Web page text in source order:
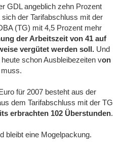
GDL angeblich zehn Prozent
der Tarifabschluss mit der
(TG) mit 4,5 Prozent mehr
der Arbeitszeit von 41 auf
vergütet werden soll. Und
schon Ausbleibezeiten von
für 2007 besteht aus der
dem Tarifabschluss mit der TG
erbrachten 102 Überstunden.
bleibt eine Mogelpackung.